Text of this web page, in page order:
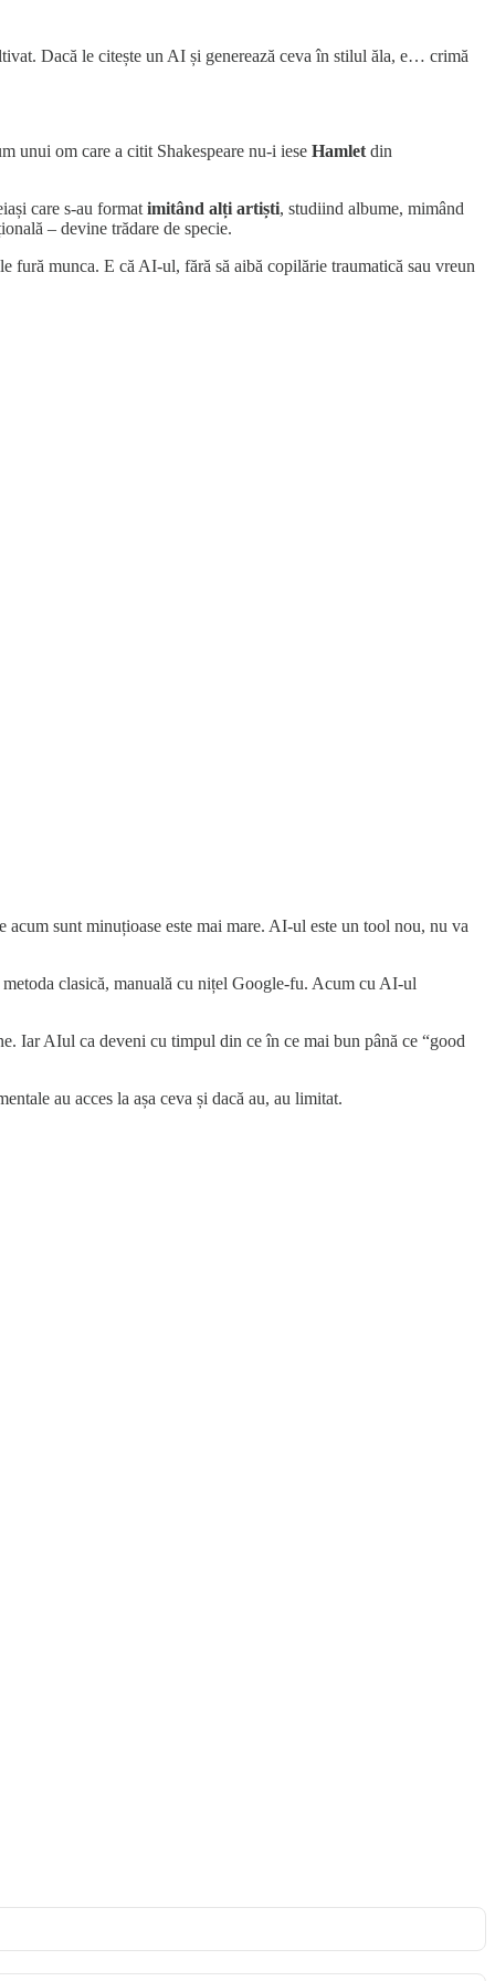
Dacă le citește un AI și generează ceva în stilul ăla, e… crimă
unui om care a citit Shakespeare nu-i iese Hamlet din
care s-au format imitând alți artiști, studiind albume, mimând
– devine trădare de specie.
munca. E că AI-ul, fără să aibă copilărie traumatică sau vreun
sunt minuțioase este mai mare. AI-ul este un tool nou, nu va
clasică, manuală cu nițel Google-fu. Acum cu AI-ul
Iar AIul ca deveni cu timpul din ce în ce mai bun până ce “good
au acces la așa ceva și dacă au, au limitat.